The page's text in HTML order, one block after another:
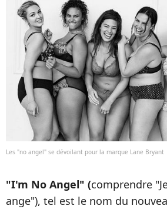
Les "no angel" se dévoilant pour la marque Lane Bryant
"I'm No Angel" (comprendre
ange"), tel est le nom du